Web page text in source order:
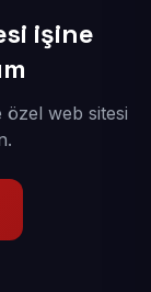
işine
özel web sitesi